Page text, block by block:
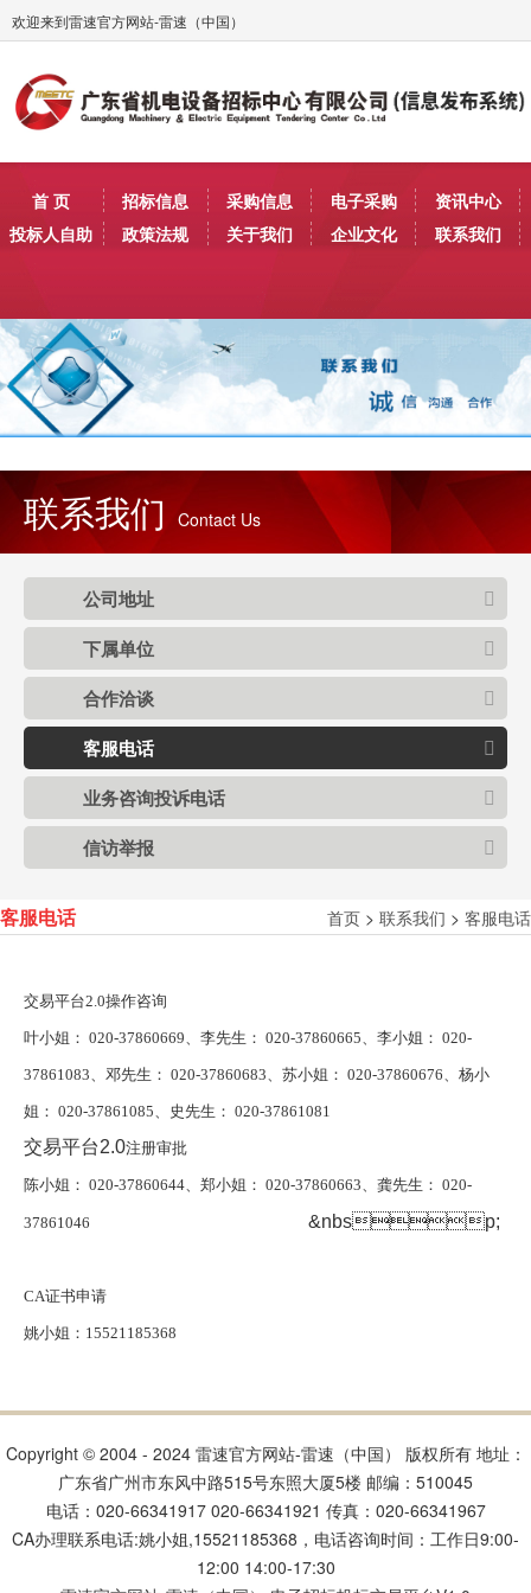
欢迎来到雷速官方网站-雷速（中国）
首 页 招标信息 采购信息 电子采购
资讯中心
投标人自助
政策法规 关于我们 企业文化 联系我们
联系我们 Contact Us
公司地址
下属单位
合作洽谈
客服电话
业务咨询投诉电话
信访举报
客服电话 首页 > 联系我们 > 客服电话
交易平台2.0操作咨询
叶小姐： 020-37860669、李先生： 020-37860665、李小姐： 020-
37861083、邓先生： 020-37860683、苏小姐： 020-37860676、杨小
姐： 020-37861085、史先生： 020-37861081
交易平台2.0注册审批
陈小姐： 020-37860644、郑小姐： 020-37860663、龚先生： 020-
37861046 &nbsp;
CA证书申请
姚小姐：15521185368
Copyright © 2004 - 2024 雷速官方网站-雷速（中国） 版权所有 地址：
广东省广州市东风中路515号东照大厦5楼 邮编：510045
电话：020-66341917 020-66341921 传真：020-66341967
CA办理联系电话:姚小姐,15521185368，电话咨询时间：工作日9:00-
12:00 14:00-17:30